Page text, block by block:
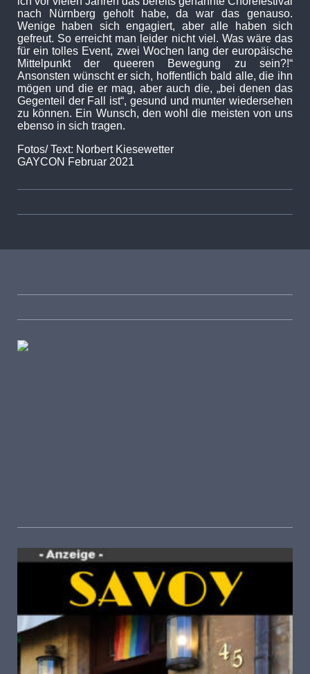
nach Nürnberg geholt habe, da war das genauso.
Wenige haben sich engagiert, aber alle haben sich
gefreut. So erreicht man leider nicht viel. Was wäre das
für ein tolles Event, zwei Wochen lang der europäische
Mittelpunkt der queeren Bewegung zu sein?!“
Ansonsten wünscht er sich, hoffentlich bald alle, die ihn
mögen und die er mag, aber auch die, „bei denen das
Gegenteil der Fall ist“, gesund und munter wiedersehen
zu können. Ein Wunsch, den wohl die meisten von uns
ebenso in sich tragen.
Fotos/ Text: Norbert Kiesewetter
GAYCON Februar 2021